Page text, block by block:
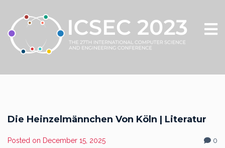
Die Heinzelmännchen Von Köln | Literatur
Posted on December 15, 2025 0